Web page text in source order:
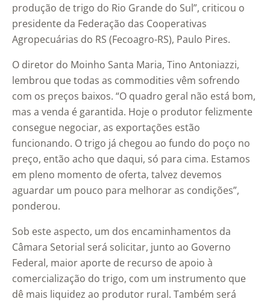
produção de trigo do Rio Grande do Sul”, criticou o
presidente da Federação das Cooperativas
Agropecuárias do RS (Fecoagro-RS), Paulo Pires.
O diretor do Moinho Santa Maria, Tino Antoniazzi,
lembrou que todas as commodities vêm sofrendo
com os preços baixos. “O quadro geral não está bom,
mas a venda é garantida. Hoje o produtor felizmente
consegue negociar, as exportações estão
funcionando. O trigo já chegou ao fundo do poço no
preço, então acho que daqui, só para cima. Estamos
em pleno momento de oferta, talvez devemos
aguardar um pouco para melhorar as condições”,
ponderou.
Sob este aspecto, um dos encaminhamentos da
Câmara Setorial será solicitar, junto ao Governo
Federal, maior aporte de recurso de apoio à
comercialização do trigo, com um instrumento que
dê mais liquidez ao produtor rural. Também será